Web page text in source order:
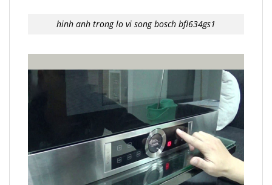
hinh anh trong lo vi song bosch bfl634gs1